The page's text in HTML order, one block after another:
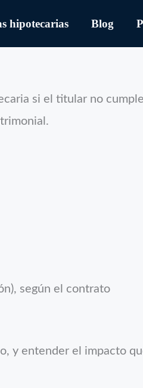
hipotecarias Blog
si el titular no
según el contrato
y entender el impacto